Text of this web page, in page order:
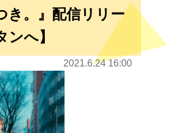
き。』配信リリー
へ】
2021.6.24 16:00